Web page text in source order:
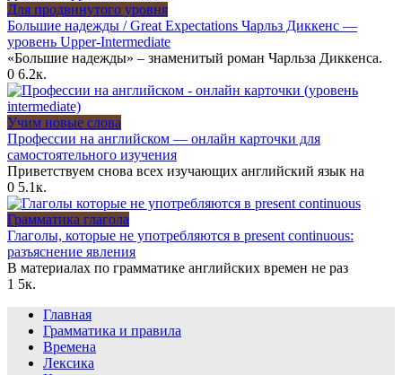
Для продвинутого уровня
Большие надежды / Great Expectations Чарльз Диккенс —
уровень Upper-Intermediate
«Большие надежды» – знаменитый роман Чарльза Диккенса.
0 6.2к.
Учим новые слова
Профессии на английском — онлайн карточки для
самостоятельного изучения
Приветствуем снова всех изучающих английский язык на
0 5.1к.
Грамматика глагола
Глаголы, которые не употребляются в present continuous:
разъяснение явления
В материалах по грамматике английских времен не раз
1 5к.
Главная
Грамматика и правила
Времена
Лексика